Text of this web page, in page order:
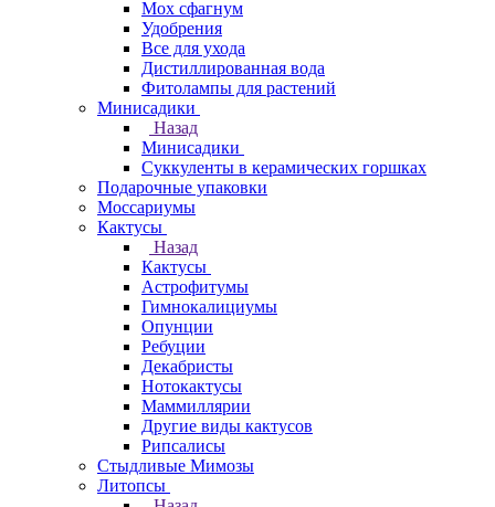
Мох сфагнум
Удобрения
Все для ухода
Дистиллированная вода
Фитолампы для растений
Минисадики
Назад
Минисадики
Суккуленты в керамических горшках
Подарочные упаковки
Моссариумы
Кактусы
Назад
Кактусы
Астрофитумы
Гимнокалициумы
Опунции
Ребуции
Декабристы
Нотокактусы
Маммиллярии
Другие виды кактусов
Рипсалисы
Стыдливые Мимозы
Литопсы